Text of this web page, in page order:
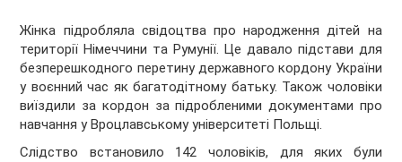
Жінка підробляла свідоцтва про народження дітей на
території Німеччини та Румунії. Це давало підстави для
безперешкодного перетину державного кордону України
у воєнний час як багатодітному батьку. Також чоловіки
виїздили за кордон за підробленими документами про
навчання у Вроцлавському університеті Польщі.
Слідство встановило 142 чоловіків, для яких були